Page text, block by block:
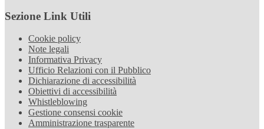
Sezione Link Utili
Cookie policy
Note legali
Informativa Privacy
Ufficio Relazioni con il Pubblico
Dichiarazione di accessibilità
Obiettivi di accessibilità
Whistleblowing
Gestione consensi cookie
Amministrazione trasparente